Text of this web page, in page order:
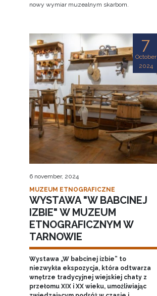
nowy wymiar muzealnym skarbom.
7
October
2024
6 november, 2024
MUZEUM ETNOGRAFICZNE
WYSTAWA "W BABCINEJ
IZBIE" W MUZEUM
ETNOGRAFICZNYM W
TARNOWIE
Wystawa „W babcinej izbie” to
niezwykła ekspozycja, która odtwarza
wnętrze tradycyjnej wiejskiej chaty z
przełomu XIX i XX wieku, umożliwiając